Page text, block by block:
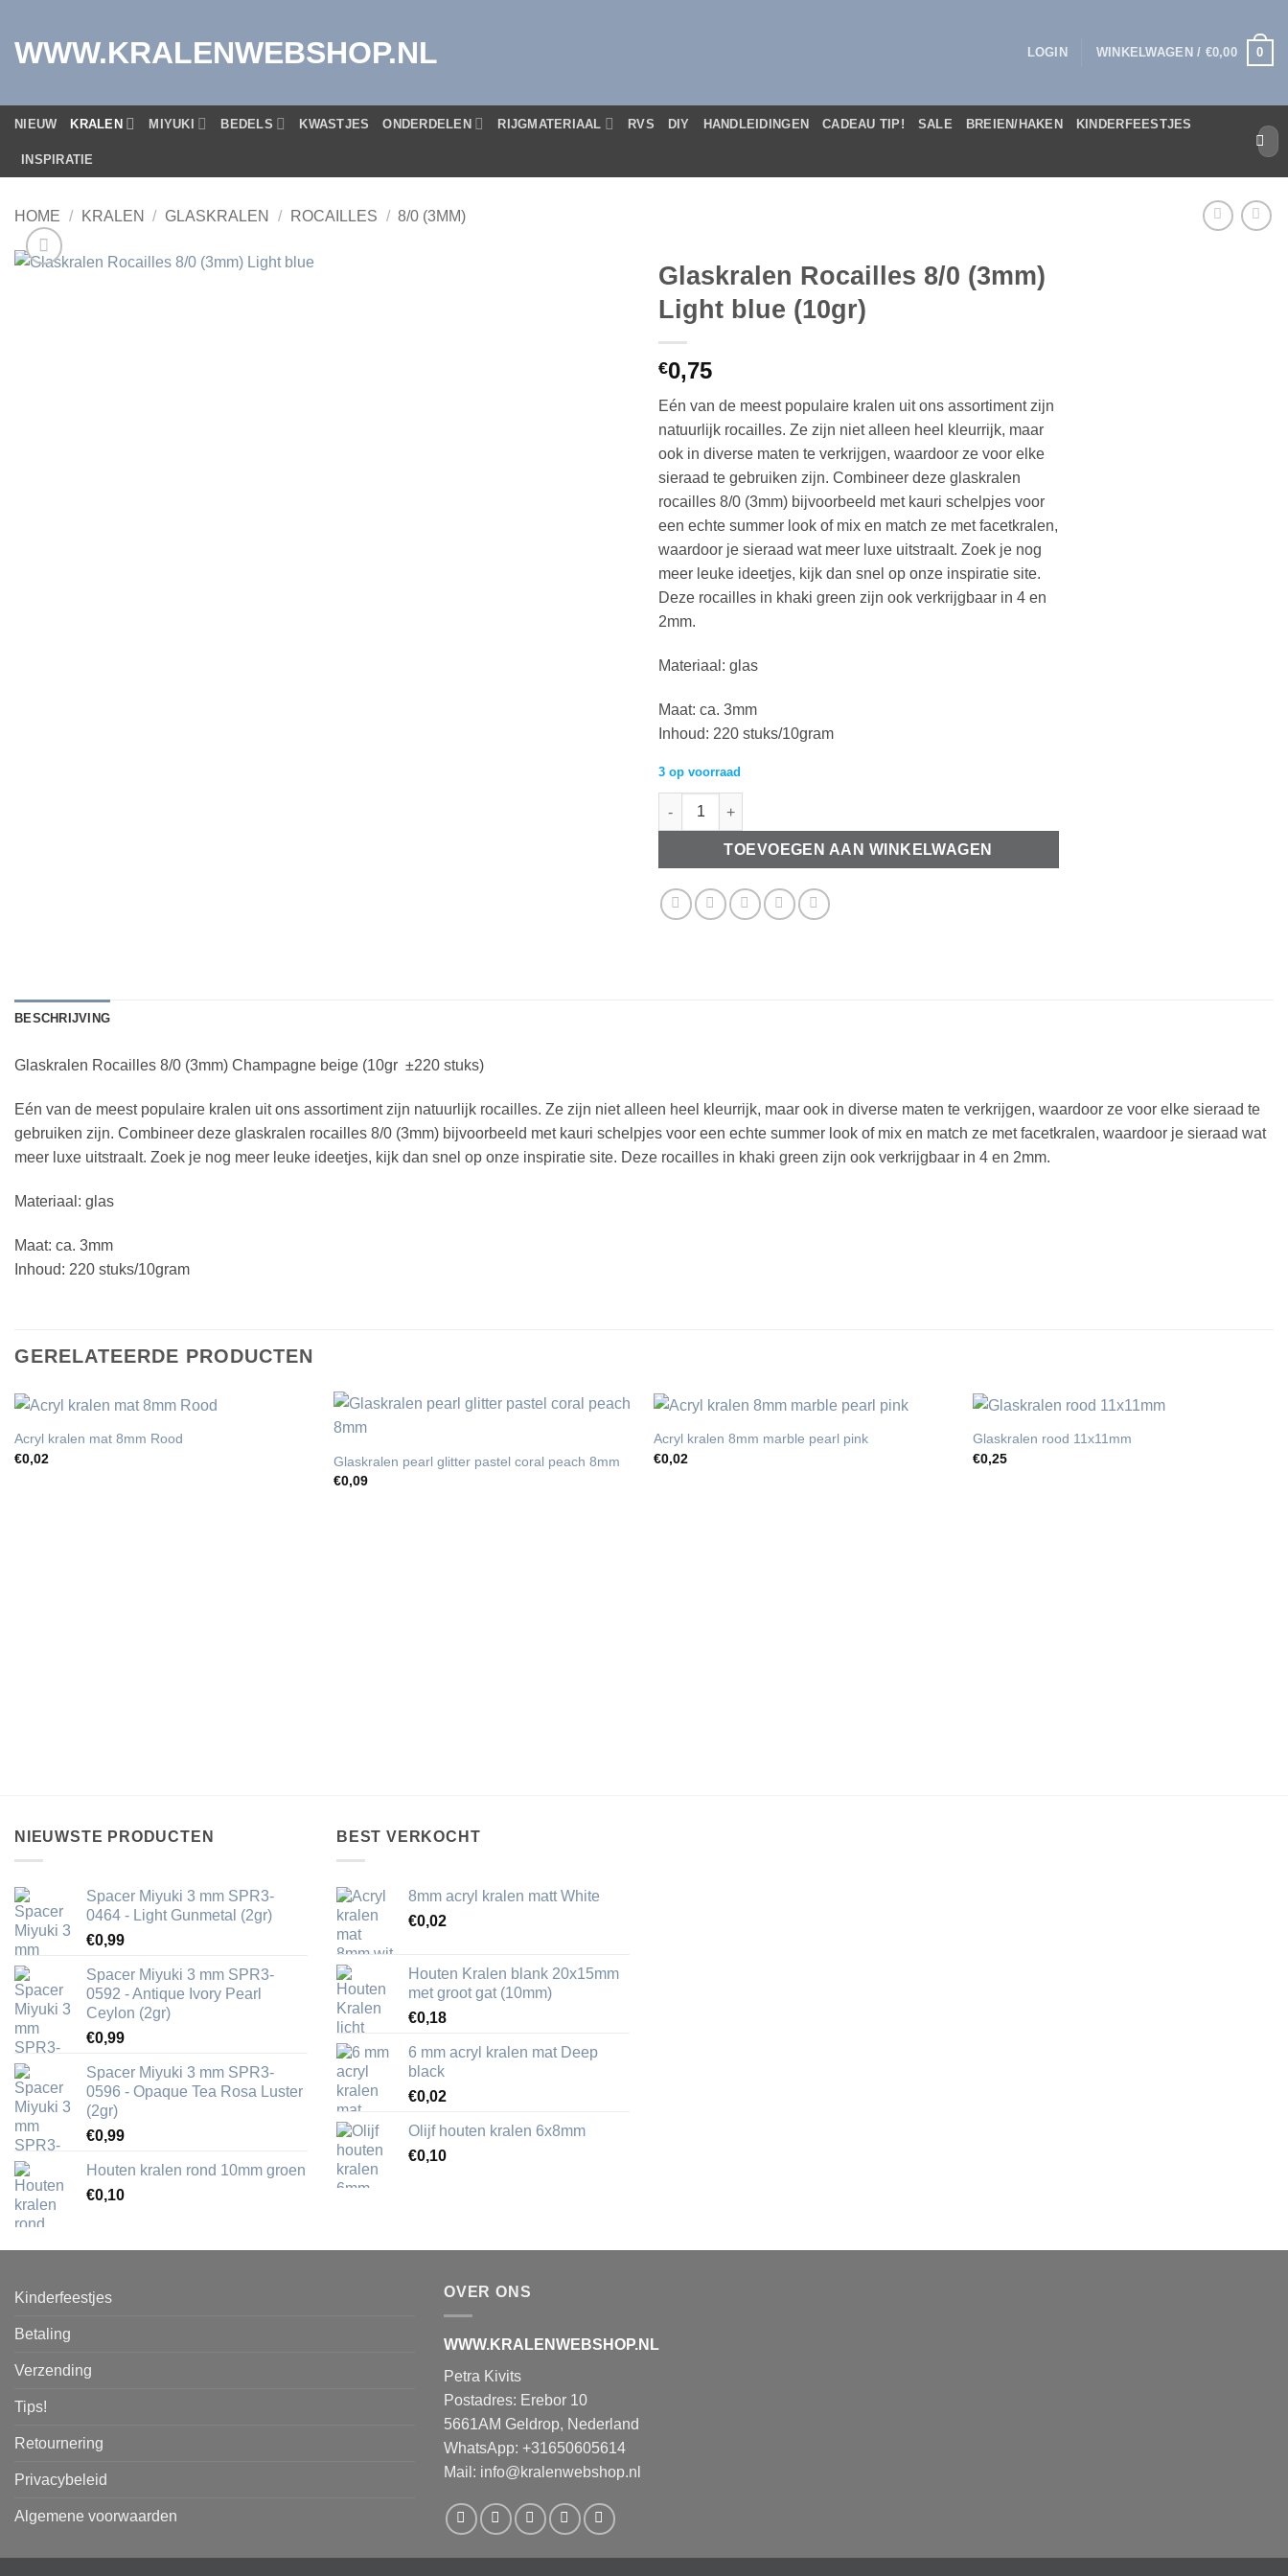
inhoud
WWW.KRALENWEBSHOP.NL LOGIN WINKELWAGEN / €0,00 0
NIEUW KRALEN MIYUKI BEDELS KWASTJES ONDERDELEN RIJGMATERIAAL RVS DIY HANDLEIDINGEN CADEAU TIP! SALE BREIEN/HAKEN KINDERFEESTJES
INSPIRATIE
naar:
HOME / KRALEN / GLASKRALEN / ROCAILLES / 8/0 (3MM)
Glaskralen Rocailles 8/0 (3mm)
Light blue (10gr)
€0,75
Eén van de meest populaire kralen uit ons assortiment zijn
natuurlijk rocailles. Ze zijn niet alleen heel kleurrijk, maar
ook in diverse maten te verkrijgen, waardoor ze voor elke
sieraad te gebruiken zijn. Combineer deze glaskralen
rocailles 8/0 (3mm) bijvoorbeeld met kauri schelpjes voor
een echte summer look of mix en match ze met facetkralen,
waardoor je sieraad wat meer luxe uitstraalt. Zoek je nog
meer leuke ideetjes, kijk dan snel op onze inspiratie site.
Deze rocailles in khaki green zijn ook verkrijgbaar in 4 en
2mm.
Materiaal: glas
Maat: ca. 3mm
Inhoud: 220 stuks/10gram
3 op voorraad
Glaskralen Rocailles 8/0 (3mm) Light blue (10gr) aantal
TOEVOEGEN AAN WINKELWAGEN
BESCHRIJVING
Glaskralen Rocailles 8/0 (3mm) Champagne beige (10gr ±220 stuks)
Eén van de meest populaire kralen uit ons assortiment zijn natuurlijk rocailles. Ze zijn niet alleen heel kleurrijk, maar ook in diverse maten te verkrijgen, waardoor ze voor elke sieraad te
gebruiken zijn. Combineer deze glaskralen rocailles 8/0 (3mm) bijvoorbeeld met kauri schelpjes voor een echte summer look of mix en match ze met facetkralen, waardoor je sieraad wat
meer luxe uitstraalt. Zoek je nog meer leuke ideetjes, kijk dan snel op onze inspiratie site. Deze rocailles in khaki green zijn ook verkrijgbaar in 4 en 2mm.
Materiaal: glas
Maat: ca. 3mm
Inhoud: 220 stuks/10gram
GERELATEERDE PRODUCTEN
Acryl kralen mat 8mm Rood
€0,02
Glaskralen pearl glitter pastel coral peach 8mm
€0,09
Acryl kralen 8mm marble pearl pink
€0,02
Glaskralen rood 11x11mm
€0,25
NIEUWSTE PRODUCTEN
Spacer Miyuki 3 mm SPR3-
0464 - Light Gunmetal (2gr)
€0,99
Spacer Miyuki 3 mm SPR3-
0592 - Antique Ivory Pearl
Ceylon (2gr)
€0,99
Spacer Miyuki 3 mm SPR3-
0596 - Opaque Tea Rosa Luster
(2gr)
€0,99
Houten kralen rond 10mm groen
€0,10
BEST VERKOCHT
8mm acryl kralen matt White
€0,02
Houten Kralen blank 20x15mm
met groot gat (10mm)
€0,18
6 mm acryl kralen mat Deep
black
€0,02
Olijf houten kralen 6x8mm
€0,10
Kinderfeestjes
Betaling
Verzending
Tips!
Retournering
Privacybeleid
Algemene voorwaarden
OVER ONS
WWW.KRALENWEBSHOP.NL
Petra Kivits
Postadres: Erebor 10
5661AM Geldrop, Nederland
WhatsApp: +31650605614
Mail: info@kralenwebshop.nl